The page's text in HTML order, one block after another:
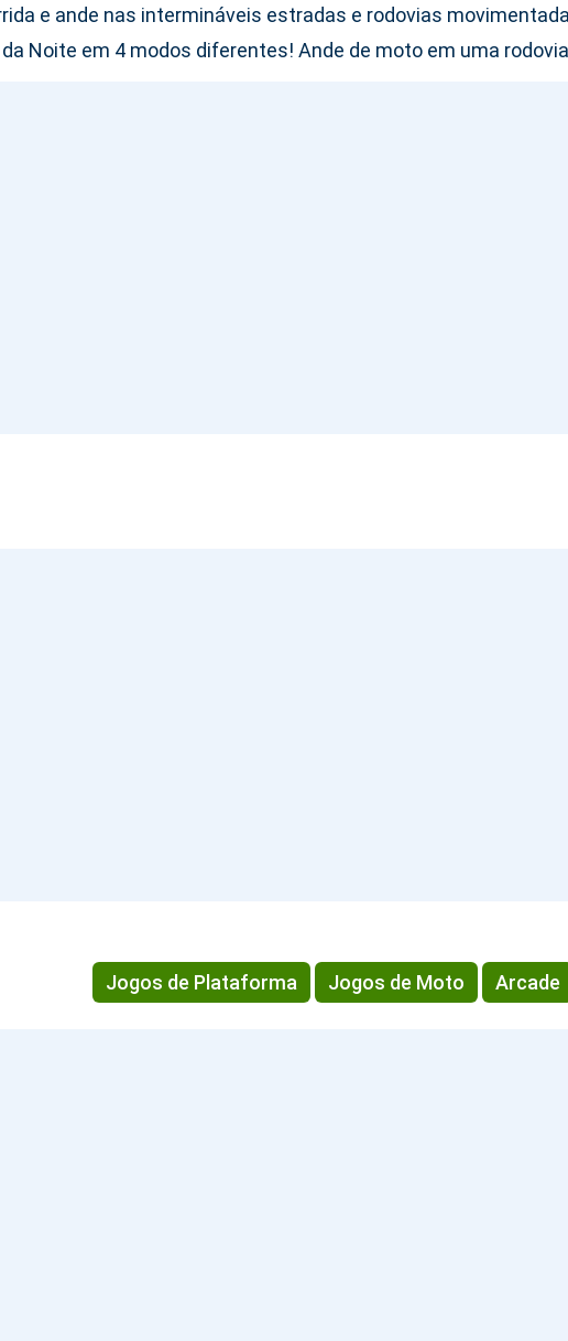
e ande nas intermináveis estradas e rodovias
Noite em 4 modos diferentes! Ande de moto em uma
Jogos de Plataforma Jogos de Moto Arcade